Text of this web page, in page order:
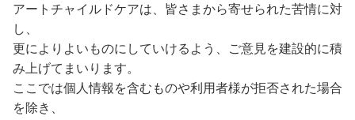
アートチャイルドケアは、皆さまから寄せられた苦情に対
し、
更によりよいものにしていけるよう、ご意見を建設的に積
み上げてまいります。
ここでは個人情報を含むものや利用者様が拒否された場合
を除き、